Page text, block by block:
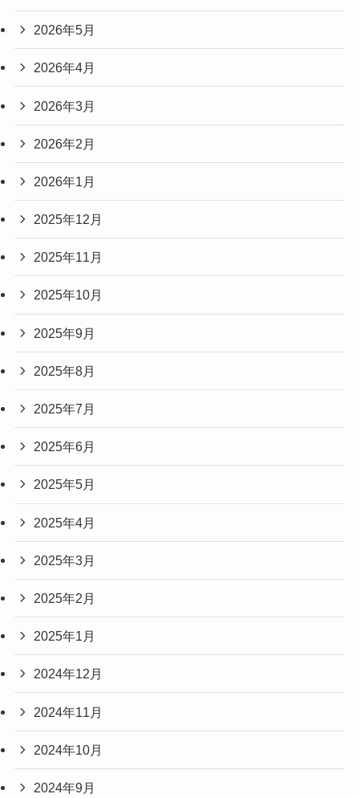
2026年5月
2026年4月
2026年3月
2026年2月
2026年1月
2025年12月
2025年11月
2025年10月
2025年9月
2025年8月
2025年7月
2025年6月
2025年5月
2025年4月
2025年3月
2025年2月
2025年1月
2024年12月
2024年11月
2024年10月
2024年9月